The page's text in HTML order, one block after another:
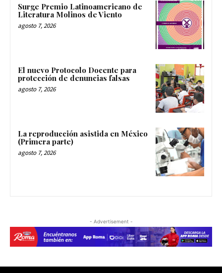
Surge Premio Latinoamericano de
Literatura Molinos de Viento
agosto 7, 2026
El nuevo Protocolo Docente para
protección de denuncias falsas
agosto 7, 2026
La reproducción asistida en México
(Primera parte)
agosto 7, 2026
- Advertisement -